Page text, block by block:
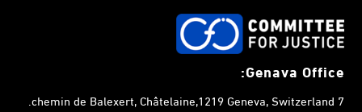
Genava Office:
7 chemin de Balexert, Châtelaine,1219 Geneva, Switzerland.